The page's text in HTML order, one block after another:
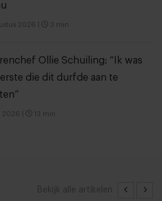
2026 3 min
Ollie Schuiling: “Ik was
die dit durfde aan te
2026 13 min
Bekijk alle artikelen